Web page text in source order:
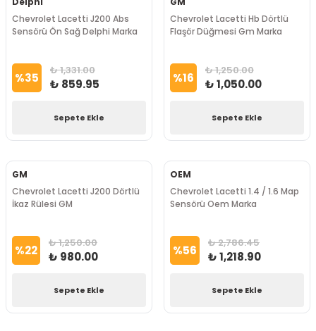
Chevrolet Lacetti J200 Abs
Sensörü Ön Sağ Delphi Marka
%35 ₺ 1,331.00
₺ 859.95
Sepete Ekle
Chevrolet Lacetti Hb Dörtlü
Flaşör Düğmesi Gm Marka
%16 ₺ 1,250.00
₺ 1,050.00
Sepete Ekle
GM
Chevrolet Lacetti J200 Dörtlü
İkaz Rülesi GM
%22 ₺ 1,250.00
₺ 980.00
Sepete Ekle
OEM
Chevrolet Lacetti 1.4 / 1.6 Map
Sensörü Oem Marka
%56 ₺ 2,786.45
₺ 1,218.90
Sepete Ekle